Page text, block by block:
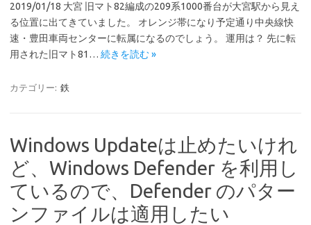
2019/01/18 大宮 旧マト82編成の209系1000番台が大宮駅から見え
る位置に出てきていました。 オレンジ帯になり予定通り中央線快
速・豊田車両センターに転属になるのでしょう。 運用は？ 先に転
用された旧マト81… 続きを読む »
カテゴリー: 鉄
Windows Updateは止めたいけれ
ど、Windows Defender を利用し
ているので、Defender のパター
ンファイルは適用したい